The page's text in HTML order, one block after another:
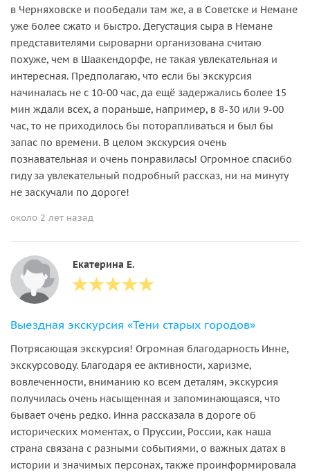
в Черняховске и пообедали там же, а в Советске и Немане
уже более сжато и быстро. Дегустация сыра в Немане
представителями сыроварни организована считаю
похуже, чем в Шаакендорфе, не такая увлекательная и
интересная. Предполагаю, что если бы экскурсия
начиналась не с 10-00 час, да ещё задержались более 15
мин ждали всех, а пораньше, например, в 8-30 или 9-00
час, то не приходилось бы поторапливаться и был бы
запас по времени. В целом экскурсия очень
познавательная и очень понравилась! Огромное спасибо
гиду за увлекательный подробный рассказ, ни на минуту
не заскучали по дороге!
около 2 лет назад
Екатерина Е.
Выездная экскурсия «Тени старых городов»
Потрясающая экскурсия! Огромная благодарность Инне,
экскурсоводу. Благодаря ее активности, харизме,
вовлеченности, вниманию ко всем деталям, экскурсия
получилась очень насыщенная и запоминающаяся, что
бывает очень редко. Инна рассказала в дороге об
исторических моментах, о Пруссии, России, как наша
страна связана с разными событиями, о важных датах в
истории и значимых персонах, также проинформировала